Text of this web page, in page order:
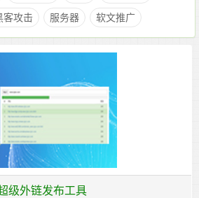
客攻击 服务器 软文推广
级外链发布工具